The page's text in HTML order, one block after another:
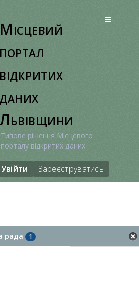
Місцевий
портал
відкритих
даних
Типове рішення Місцевого
порталу відкритих даних
Увійти Зареєструватись
рада 1